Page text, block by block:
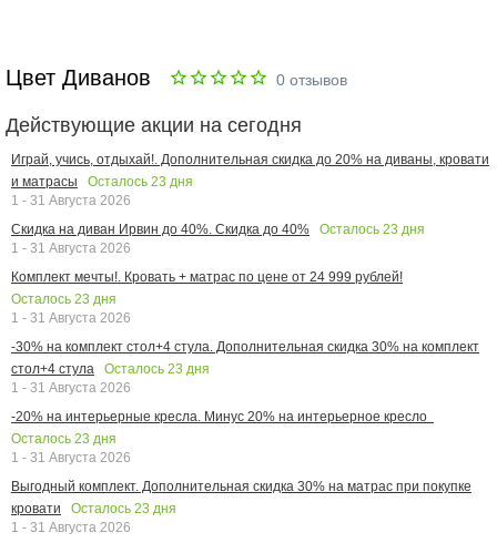
Цвет Диванов 0 отзывов
Действующие акции на сегодня
Играй, учись, отдыхай!. Дополнительная скидка до 20% на диваны, кровати
и матрасы
Осталось 23 дня
1 - 31 Августа 2026
Скидка на диван Ирвин до 40%. Скидка до 40%
Осталось 23 дня
1 - 31 Августа 2026
Комплект мечты!. Кровать + матрас по цене от 24 999 рублей!
Осталось 23 дня
1 - 31 Августа 2026
-30% на комплект стол+4 стула. Дополнительная скидка 30% на комплект
стол+4 стула
Осталось 23 дня
1 - 31 Августа 2026
-20% на интерьерные кресла. Минус 20% на интерьерное кресло
Осталось 23 дня
1 - 31 Августа 2026
Выгодный комплект. Дополнительная скидка 30% на матрас при покупке
кровати
Осталось 23 дня
1 - 31 Августа 2026